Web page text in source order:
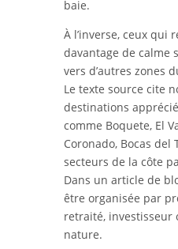
baie.
À l’inverse, ceux qui
davantage de calme
vers d’autres zones
Le texte source cite
destinations
comme Boquete, El
Coronado, Bocas del
secteurs de la côte
Dans un article de
être organisée par
retraité, investisseur
nature.